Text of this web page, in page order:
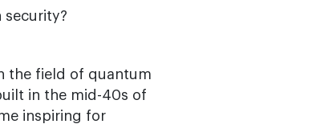
the field of quantum
in the mid-40s of
inspiring for